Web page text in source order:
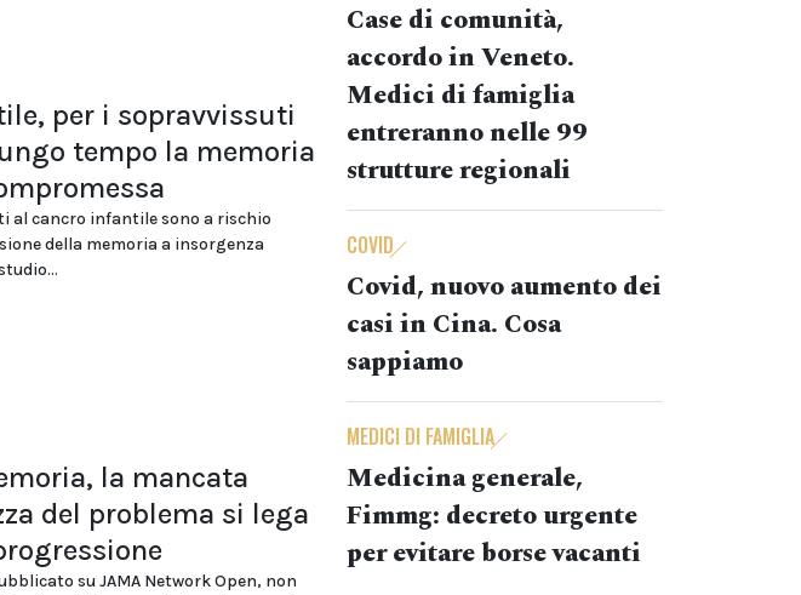
per i sopravvissuti
tempo la memoria
al cancro infantile sono a rischio
della memoria a insorgenza
la mancata
del problema si lega
su JAMA Network Open, non
Case di comunità,
accordo in Veneto.
Medici di famiglia
entreranno nelle 99
strutture regionali
COVID
Covid, nuovo aumento dei
casi in Cina. Cosa
sappiamo
MEDICI DI FAMIGLIA
Medicina generale,
Fimmg: decreto urgente
per evitare borse vacanti